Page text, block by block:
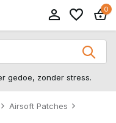
0
gedoe, zonder stress.
Airsoft Patches